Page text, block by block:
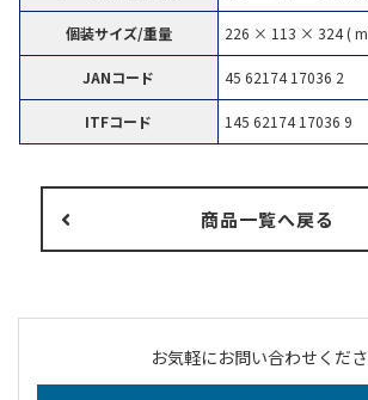
個装サイズ/重量 226 × 113 × 324 (
JANコード 45 62174 17036 2
ITFコード 145 62174 17036 9
商品一覧へ戻る
お気軽にお問い合わせくだ